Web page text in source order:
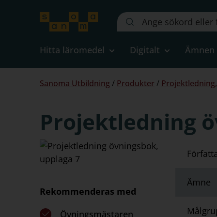
Sök
på
webbplatsen::
Hitta läromedel Digitalt Ämnen
Du
Sanoma Utbildning / Produkter /
Projektledning
Rekommenderas med
Övningsmästaren
Ämne